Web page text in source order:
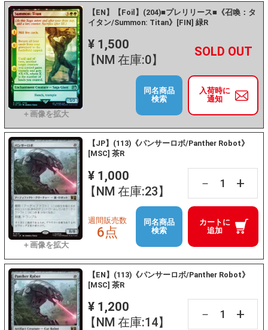
【EN】【Foil】(204)■プレリリース■《召喚：タ
イタン/Summon: Titan》[FIN] 緑R
¥ 1,500
【NM 在庫:0】
－ +
入荷時に
通知
同名商品
検索
【JP】(113)《パンサーロボ/Panther Robot》
[MSC] 茶R
¥ 1,000
【NM 在庫:23】
－ +
カートに
追加
週間販売数
6点
同名商品
検索
【EN】(113)《パンサーロボ/Panther Robot》
[MSC] 茶R
¥ 1,200
【NM 在庫:14】
－ +